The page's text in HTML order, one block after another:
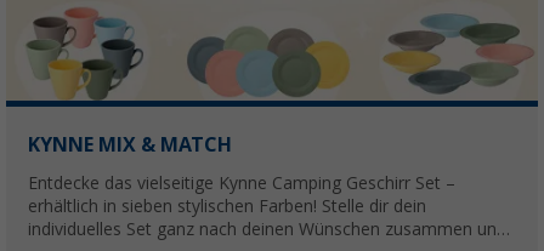
KYNNE MIX & MATCH
Entdecke das vielseitige Kynne Camping Geschirr Set –
erhältlich in sieben stylischen Farben! Stelle dir dein
individuelles Set ganz nach deinen Wünschen zusammen und